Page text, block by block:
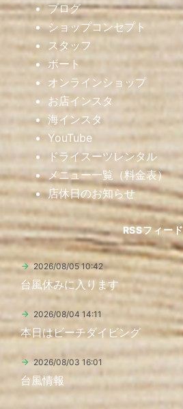
ブログ
ショップコンセプト
スタッフ
ボート
オンラインショップ
お店インスタ
海インスタ
YouTube
ドライスーツレンタル
メニュー一覧（料金表）
店休日のお知らせ
RSSフィード
2026/08/05 10:42
台風休みに入ります
2026/08/04 14:11
本日はビーチダイビング
2026/08/03 16:01
台風情報